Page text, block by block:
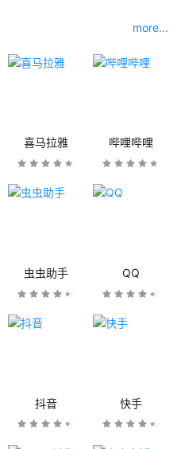
more...
喜马拉雅 哔哩哔哩
虫虫助手 QQ
抖音 快手